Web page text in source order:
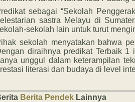
sebagai “Sekolah
sastra Melayu di
sekolah lain untuk turut
sekolah menyatakan bahwa
diraihnya predikat Terbaik
unggul dalam keterampilan
literasi dan budaya di level
Berita Pendek Lainnya